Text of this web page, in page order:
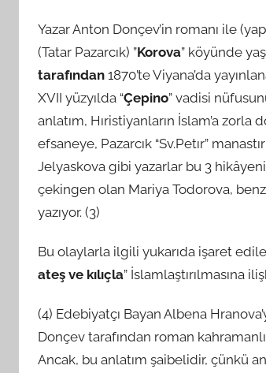
Yazar Anton Donçev’in romanı ile
(Tatar Pazarcık) ”Korova” köyünde
tarafından 1870’te Viyana’da
XVII yüzyılda “Çepino” vadisi
anlatım, Hıristiyanların İslam’a
efsaneye, Pazarcık “Sv.Petır”
Jelyaskova gibi yazarlar bu 3
çekingen olan Mariya Todorova,
yazıyor. (3)
Bu olaylarla ilgili yukarıda işaret
ateş ve kılıçla” İslamlaştırılmasına
(4) Edebiyatçı Bayan Albena
Donçev tarafından roman
Ancak, bu anlatım şaibelidir, çünkü